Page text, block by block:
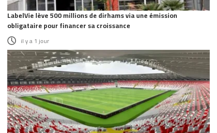
LabelVie lève 500 millions de dirhams via une émission
obligataire pour financer sa croissance
il y a 1 jour